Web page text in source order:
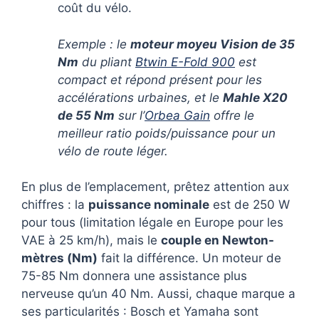
coût du vélo.
Exemple : le moteur moyeu Vision de 35
Nm du pliant Btwin E-Fold 900 est
compact et répond présent pour les
accélérations urbaines, et le Mahle X20
de 55 Nm sur l’Orbea Gain offre le
meilleur ratio poids/puissance pour un
vélo de route léger.
En plus de l’emplacement, prêtez attention aux
chiffres : la puissance nominale est de 250 W
pour tous (limitation légale en Europe pour les
VAE à 25 km/h), mais le couple en Newton-
mètres (Nm) fait la différence. Un moteur de
75-85 Nm donnera une assistance plus
nerveuse qu’un 40 Nm. Aussi, chaque marque a
ses particularités : Bosch et Yamaha sont